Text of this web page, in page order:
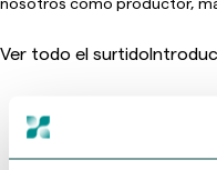
Ver todo el surtido